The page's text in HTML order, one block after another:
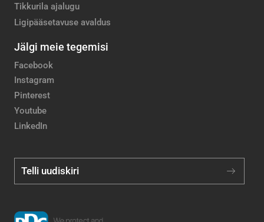
Tikkurila ajalugu
Ligipääsetavuse avaldus
Jälgi meie tegemisi
Facebook
Instagram
Pinterest
Youtube
LinkedIn
Telli uudiskiri